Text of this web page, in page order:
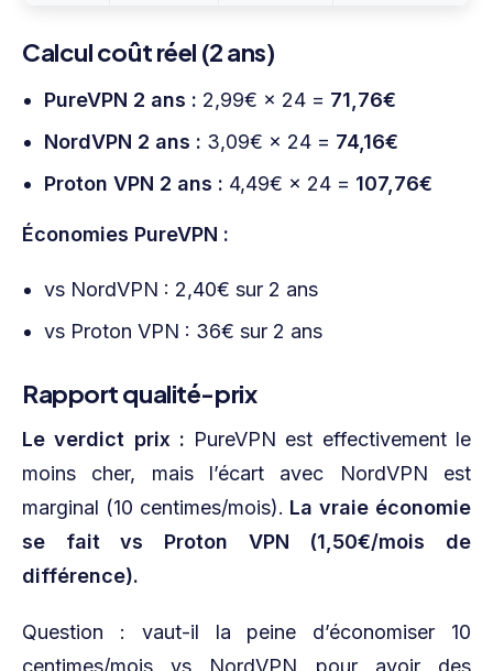
Calcul coût réel (2 ans)
PureVPN 2 ans : 2,99€ × 24 = 71,76€
NordVPN 2 ans : 3,09€ × 24 = 74,16€
Proton VPN 2 ans : 4,49€ × 24 = 107,76€
Économies PureVPN :
vs NordVPN : 2,40€ sur 2 ans
vs Proton VPN : 36€ sur 2 ans
Rapport qualité-prix
Le verdict prix : PureVPN est effectivement le
moins cher, mais l’écart avec NordVPN est
marginal (10 centimes/mois). La vraie économie
se fait vs Proton VPN (1,50€/mois de
différence).
Question : vaut-il la peine d’économiser 10